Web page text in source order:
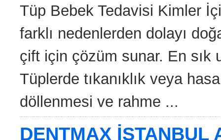
Tüp Bebek Tedavisi Kimler
farklı nedenlerden dolayı
çift için çözüm sunar. En sık
Tüplerde tıkanıklık veya
döllenmesi ve rahme ...
DENTMAX İSTANBUL